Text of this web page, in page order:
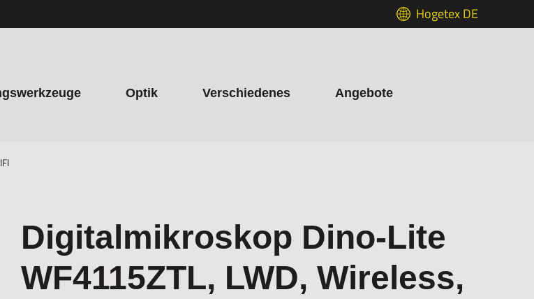
Hogetex DE
Optik Verschiedenes Angebote
Digitalmikroskop Dino-Lite
WF4115ZTL, LWD, Wireless,